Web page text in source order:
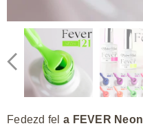
Fedezd fel a FEVER Neon